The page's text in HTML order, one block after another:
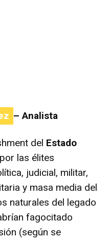
– Analista
del Estado
las élites
judicial, militar,
y masa media del
naturales del legado
fagocitado
(según se